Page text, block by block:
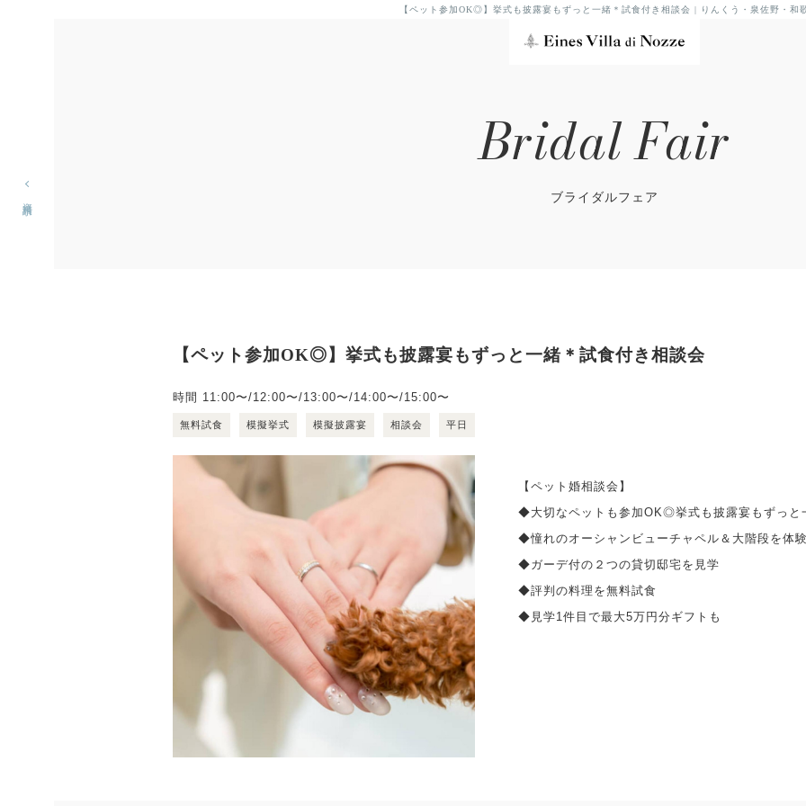
【ペット参加OK◎】挙式も披露宴もずっと一緒＊試食付き相談会 | りんくう・泉佐野・
Bridal Fair
ブライダルフェア
【ペット参加OK◎】挙式も披露宴もずっと一緒＊試食付き相談会
時間 11:00〜/12:00〜/13:00〜/14:00〜/15:00〜
無料試食 模擬挙式 模擬披露宴 相談会 平日
【ペット婚相談会】
◆大切なペットも参加OK◎挙式も披露宴もずっと
◆憧れのオーシャンビューチャペル＆大階段を体験
◆ガーデ付の２つの貸切邸宅を見学
◆評判の料理を無料試食
◆見学1件目で最大5万円分ギフトも